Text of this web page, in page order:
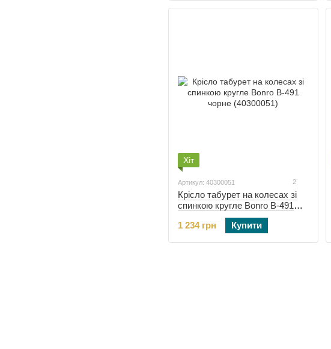
Хіт
Артикул: 40300051 2
Крісло табурет на колесах зі
спинкою кругле Bonro B-491
чорне (40300051)
1 234 грн
Купити